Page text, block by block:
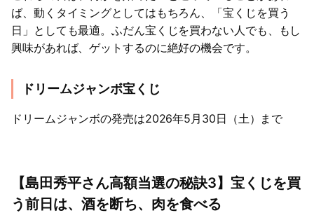
ば、動くタイミングとしてはもちろん、「宝くじを買う
日」としても最適。ふだん宝くじを買わない人でも、もし
興味があれば、ゲットするのに絶好の機会です。
ドリームジャンボ宝くじ
ドリームジャンボの発売は2026年5月30日（土）まで
【島田秀平さん高額当選の秘訣3】宝くじを買
う前日は、酒を断ち、肉を食べる